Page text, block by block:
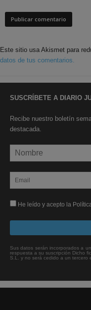
Este sitio usa Akismet para
datos de tus comentarios.
SUSCRÍBETE A DIARIO
Recibe nuestro boletín
destacada.
He leído y acepto la
Sus datos serán incorporados a
respuesta a su suscripción Dicho
S.L. y no será cedido a un tercero